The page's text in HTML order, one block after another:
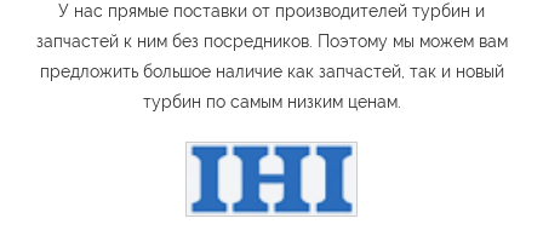
У нас прямые поставки от производителей турбин и
запчастей к ним без посредников. Поэтому мы можем вам
предложить большое наличие как запчастей, так и новый
турбин по самым низким ценам.